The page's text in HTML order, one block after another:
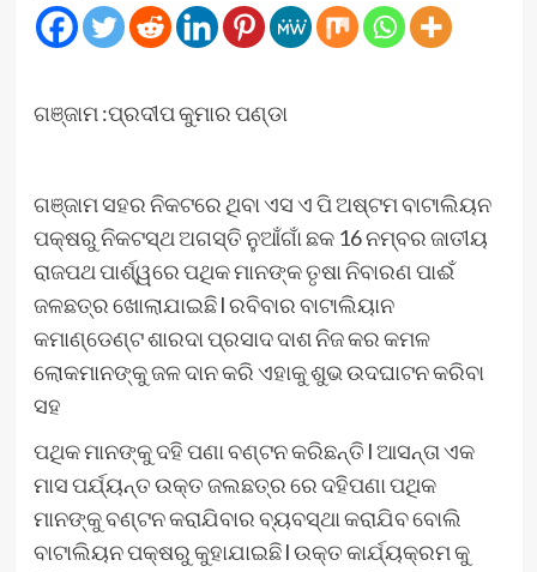
ଗଞ୍ଜାମ :ପ୍ରଦୀପ କୁମାର ପଣ୍ଡା
ଗଞ୍ଜାମ ସହର ନିକଟରେ ଥିବା ଏସ ଏ ପି ଅଷ୍ଟମ ବାଟାଲିୟନ
ପକ୍ଷରୁ ନିକଟସ୍ଥ ଅଗସ୍ତି ନୁଆଁଗାଁ ଛକ 16 ନମ୍ବର ଜାତୀୟ
ରାଜପଥ ପାର୍ଶ୍ୱରେ ପଥିକ ମାନଙ୍କ ତୃଷା ନିବାରଣ ପାଈଁ
ଜଳଛତ୍ର ଖୋଲାଯାଇଛି l ରବିବାର ବାଟାଲିୟାନ
କମାଣ୍ଡେଣ୍ଟ ଶାରଦା ପ୍ରସାଦ ଦାଶ ନିଜ କର କମଳ
ଲୋକମାନଙ୍କୁ ଜଳ ଦାନ କରି ଏହାକୁ ଶୁଭ ଉଦଘାଟନ କରିବା
ସହ
ପଥିକ ମାନଙ୍କୁ ଦହି ପଣା ବଣ୍ଟନ କରିଛନ୍ତି l ଆସନ୍ତା ଏକ
ମାସ ପର୍ଯ୍ୟନ୍ତ ଉକ୍ତ ଜଲଛତ୍ର ରେ ଦହିପଣା ପଥିକ
ମାନଙ୍କୁ ବଣ୍ଟନ କରାଯିବାର ବ୍ୟବସ୍ଥା କରାଯିବ ବୋଲି
ବାଟାଲିୟନ ପକ୍ଷରୁ କୁହାଯାଇଛି l ଉକ୍ତ କାର୍ଯ୍ୟକ୍ରମ କୁ